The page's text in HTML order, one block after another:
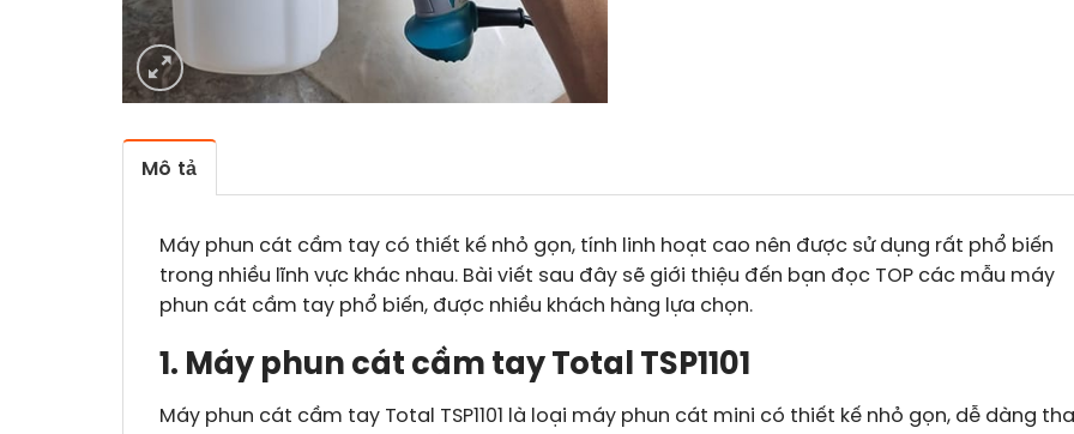
Mô tả
Máy phun cát cầm tay có thiết kế nhỏ gọn, tính linh hoạt cao nên được sử dụng rất phổ biến
trong nhiều lĩnh vực khác nhau. Bài viết sau đây sẽ giới thiệu đến bạn đọc TOP các mẫu máy
phun cát cầm tay phổ biến, được nhiều khách hàng lựa chọn.
1. Máy phun cát cầm tay Total TSP1101
Máy phun cát cầm tay Total TSP1101 là loại máy phun cát mini có thiết kế nhỏ gọn, dễ dàng